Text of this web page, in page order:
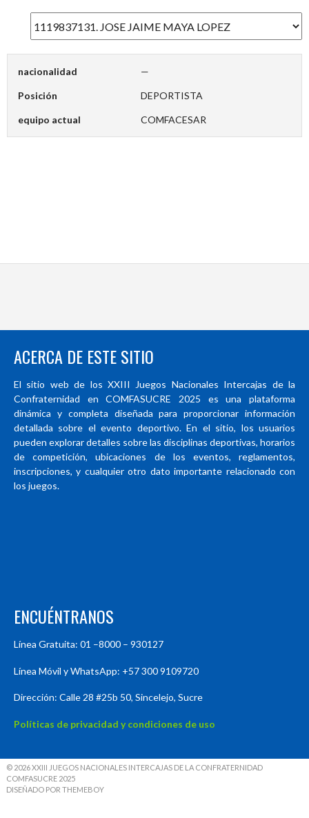
nacionalidad —
Posición DEPORTISTA
equipo actual COMFACESAR
ACERCA DE ESTE SITIO
El sitio web de los XXIII Juegos Nacionales Intercajas de la
Confraternidad en COMFASUCRE 2025 es una plataforma
dinámica y completa diseñada para proporcionar información
detallada sobre el evento deportivo. En el sitio, los usuarios
pueden explorar detalles sobre las disciplinas deportivas, horarios
de competición, ubicaciones de los eventos, reglamentos,
inscripciones, y cualquier otro dato importante relacionado con
los juegos.
ENCUÉNTRANOS
Línea Gratuita: 01 –8000 – 930127
Línea Móvil y WhatsApp: +57 300 9109720
Dirección: Calle 28 #25b 50, Sincelejo, Sucre
Políticas de privacidad y condiciones de uso
© 2026 XXIII JUEGOS NACIONALES INTERCAJAS DE LA CONFRATERNIDAD
COMFASUCRE 2025
DISEÑADO POR THEMEBOY